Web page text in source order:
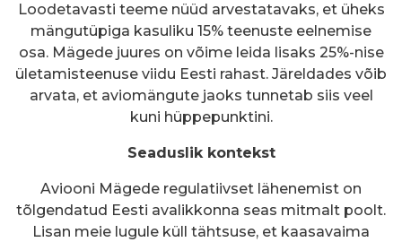
Loodetavasti teeme nüüd arvestatavaks, et üheks
mängutüpiga kasuliku 15% teenuste eelnemise
osa. Mägede juures on võime leida lisaks 25%-nise
ületamisteenuse viidu Eesti rahast. Järeldades võib
arvata, et aviomängute jaoks tunnetab siis veel
kuni hüppepunktini.
Seaduslik kontekst
Aviooni Mägede regulatiivset lähenemist on
tõlgendatud Eesti avalikkonna seas mitmalt poolt.
Lisan meie lugule küll tähtsuse, et kaasavaima